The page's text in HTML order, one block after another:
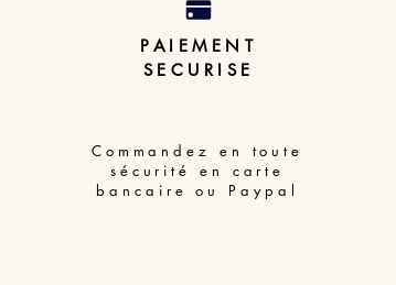
PAIEMENT
SECURISE
Commandez en toute
sécurité en carte
bancaire ou Paypal